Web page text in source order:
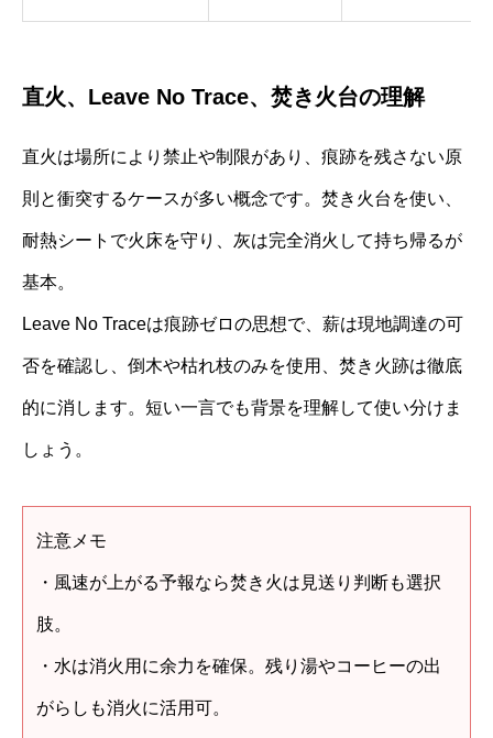
直火、Leave No Trace、焚き火台の理解
直火は場所により禁止や制限があり、痕跡を残さない原
則と衝突するケースが多い概念です。焚き火台を使い、
耐熱シートで火床を守り、灰は完全消火して持ち帰るが
基本。
Leave No Traceは痕跡ゼロの思想で、薪は現地調達の可
否を確認し、倒木や枯れ枝のみを使用、焚き火跡は徹底
的に消します。短い一言でも背景を理解して使い分けま
しょう。
注意メモ
・風速が上がる予報なら焚き火は見送り判断も選択
肢。
・水は消火用に余力を確保。残り湯やコーヒーの出
がらしも消火に活用可。